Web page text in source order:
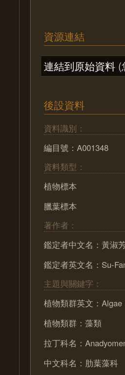
資源連結
連結到原始資料 (
後設資料
資料識別：
編目號：A001348
資料類型：
植物標本
臘葉標本
著作者：
鑑定者中文名：黃淑
鑑定者英文名：Su-
主題與關鍵字：
植物類群英文：Algae
植物類群：藻類
拉丁科名：
中文科名：肋葉藻科